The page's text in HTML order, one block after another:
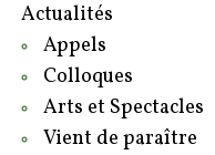
Actualités
Appels
Colloques
Arts et Spectacles
Vient de paraître